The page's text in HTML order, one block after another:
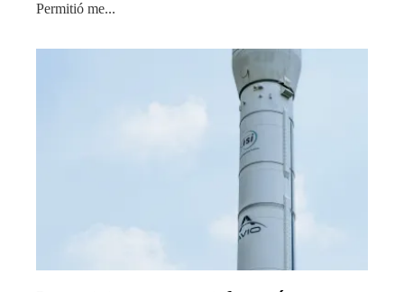
Permitió me...